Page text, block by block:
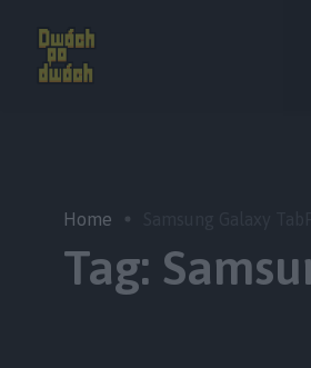
Home
Tag: